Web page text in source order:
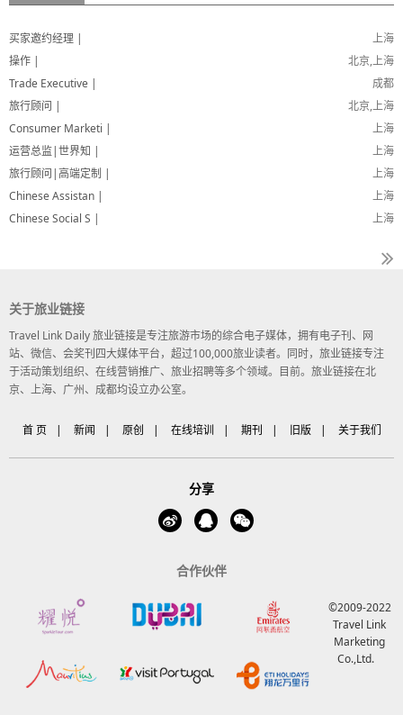
上海
买家邀约经理 |
北京,上海
操作 |
成都
Trade Executive |
北京,上海
旅行顾问 |
上海
Consumer Marketi |
上海
运营总监|世界知 |
上海
旅行顾问|高端定制 |
上海
Chinese Assistan |
上海
Chinese Social S |
关于旅业链接
Travel Link Daily 旅业链接是专注旅游市场的综合电子媒体，拥有电子刊、网
站、微信、会奖刊四大媒体平台，超过100,000旅业读者。同时，旅业链接专注
于活动策划组织、在线营销推广、旅业招聘等多个领域。目前。旅业链接在北
京、上海、广州、成都均设立办公室。
首 页 | 新闻 | 原创 | 在线培训 | 期刊 | 旧版 | 关于我们
分享
合作伙伴
©2009-2022
Travel Link
Marketing
Co.,Ltd.